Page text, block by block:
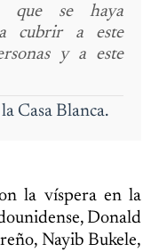
que se haya
cubrir a este
y a este
Casa Blanca.
la víspera en la
Donald
Nayib Bukele,